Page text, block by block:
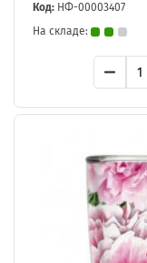
Код: НФ-00003407
На складе: